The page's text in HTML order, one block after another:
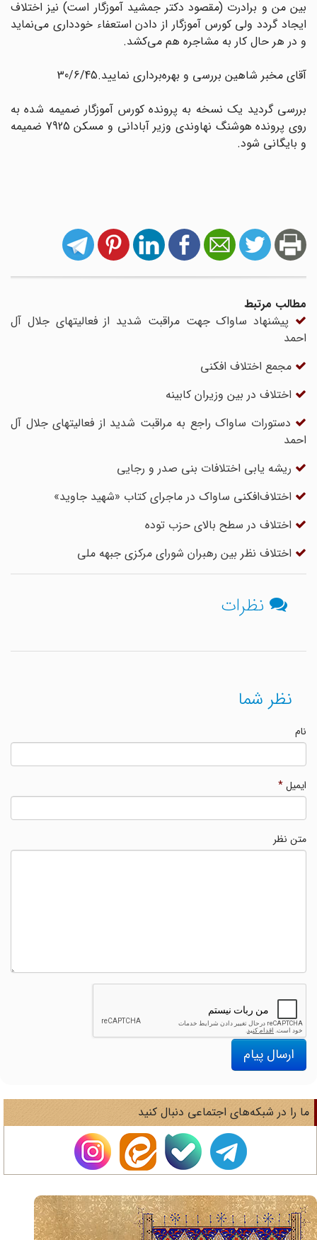
بین من و برادرت (مقصود دکتر جمشید آموزگار است) نیز اختلاف
ایجاد گردد ولی کورس آموزگار از دادن استعفاء خودداری می‌نماید
و در هر حال کار به مشاجره هم می‌کشد.
آقای مخبر شاهین بررسی و بهره‌برداری نمایید.30/6/45
بررسی گردید یک نسخه به پرونده کورس آموزگار ضمیمه شده به
روی پرونده هوشنگ نهاوندی وزیر آبادانی و مسکن 7925 ضمیمه
و بایگانی شود.
مطالب مرتبط
پیشنهاد ساواک جهت مراقبت شدید از فعالیتهای جلال آل
احمد
مجمع اختلاف افکنی
اختلاف در بین وزیران کابینه
دستورات ساواک راجع به مراقبت شدید از فعالیتهای جلال آل
احمد
ریشه یابی اختلافات بنی صدر و رجایی
اختلاف‌افکنی‌ ساواک در ماجرای کتاب «شهید جاوید»
اختلاف در سطح بالای حزب توده
اختلاف نظر بین رهبران شوراى مرکزى جبهه ملى
نظرات
نظر شما
ایمیل*
متن نظر
ارسال پیام
را در شبکه‌های اجتماعی دنبال کنید